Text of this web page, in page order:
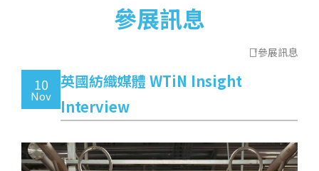
參展訊息
參展訊息
10
Nov
英國紡織媒體 WTiN Insight
Interview